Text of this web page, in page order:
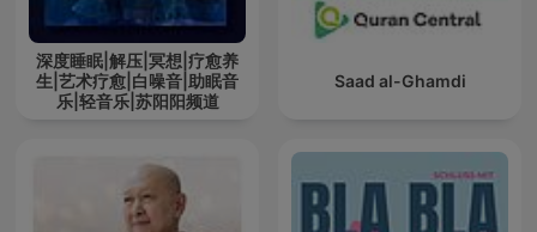
深度睡眠|解压|冥想|疗愈养
生|艺术疗愈|白噪音|助眠音
乐|轻音乐|苏阳阳频道
Saad al-Ghamdi